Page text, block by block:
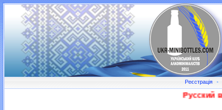
Реєстрація •
Русский